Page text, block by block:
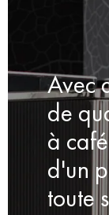
Avec
de
à
d'un
toute